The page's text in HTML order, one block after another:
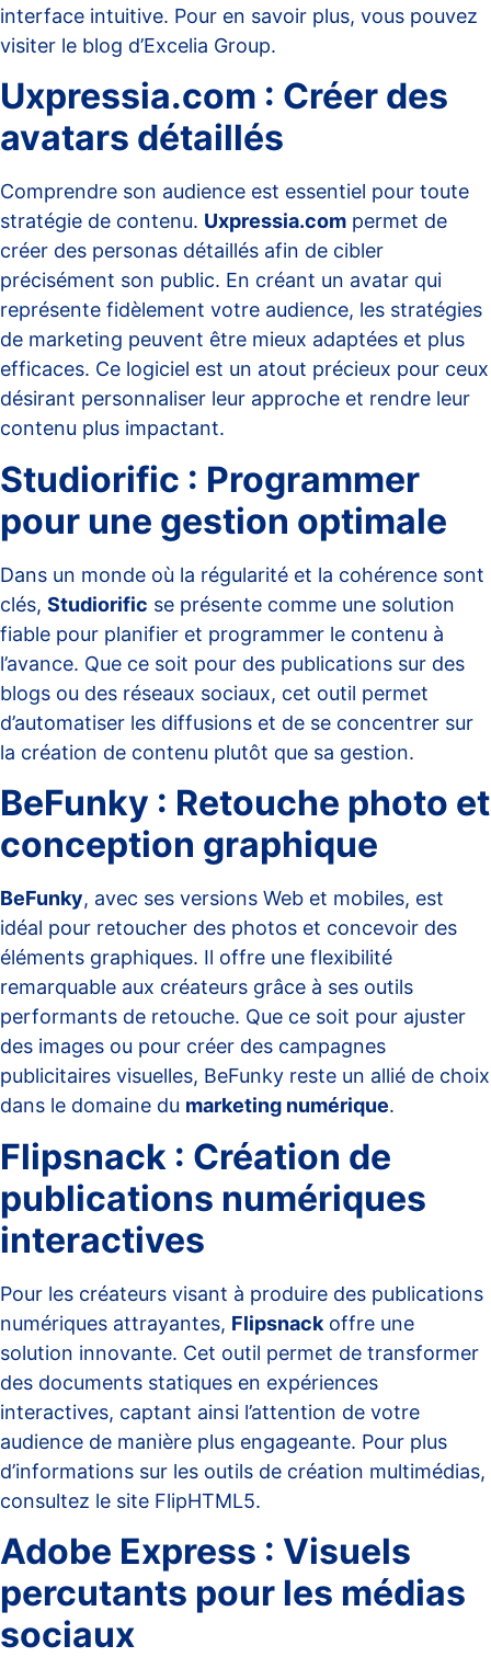
interface intuitive. Pour en savoir plus, vous pouvez
visiter le blog d’Excelia Group.
Uxpressia.com : Créer des
avatars détaillés
Comprendre son audience est essentiel pour toute
stratégie de contenu. Uxpressia.com permet de
créer des personas détaillés afin de cibler
précisément son public. En créant un avatar qui
représente fidèlement votre audience, les stratégies
de marketing peuvent être mieux adaptées et plus
efficaces. Ce logiciel est un atout précieux pour ceux
désirant personnaliser leur approche et rendre leur
contenu plus impactant.
Studiorific : Programmer
pour une gestion optimale
Dans un monde où la régularité et la cohérence sont
clés, Studiorific se présente comme une solution
fiable pour planifier et programmer le contenu à
l’avance. Que ce soit pour des publications sur des
blogs ou des réseaux sociaux, cet outil permet
d’automatiser les diffusions et de se concentrer sur
la création de contenu plutôt que sa gestion.
BeFunky : Retouche photo et
conception graphique
BeFunky, avec ses versions Web et mobiles, est
idéal pour retoucher des photos et concevoir des
éléments graphiques. Il offre une flexibilité
remarquable aux créateurs grâce à ses outils
performants de retouche. Que ce soit pour ajuster
des images ou pour créer des campagnes
publicitaires visuelles, BeFunky reste un allié de choix
dans le domaine du marketing numérique.
Flipsnack : Création de
publications numériques
interactives
Pour les créateurs visant à produire des publications
numériques attrayantes, Flipsnack offre une
solution innovante. Cet outil permet de transformer
des documents statiques en expériences
interactives, captant ainsi l’attention de votre
audience de manière plus engageante. Pour plus
d’informations sur les outils de création multimédias,
consultez le site FlipHTML5.
Adobe Express : Visuels
percutants pour les médias
sociaux